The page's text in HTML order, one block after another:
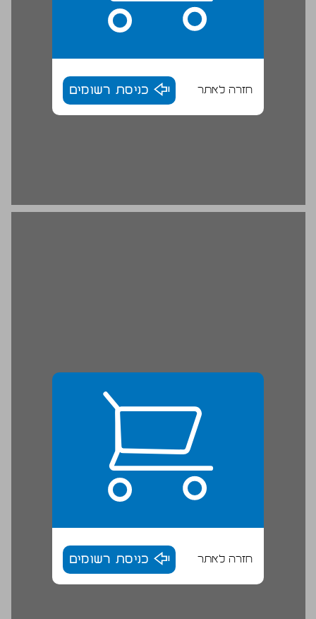
חזרה לאתר כניסת רשומים
חזרה לאתר כניסת רשומים